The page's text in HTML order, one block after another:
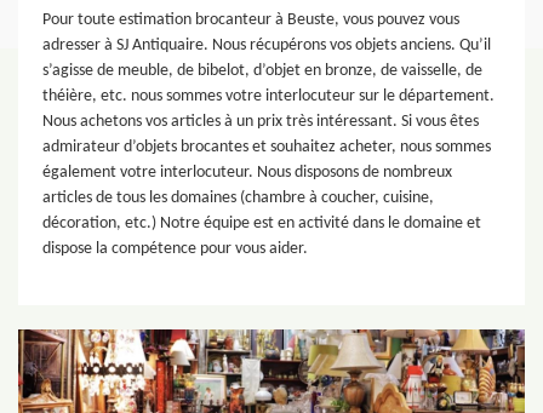
Pour toute estimation brocanteur à Beuste, vous pouvez vous
adresser à SJ Antiquaire. Nous récupérons vos objets anciens. Qu’il
s’agisse de meuble, de bibelot, d’objet en bronze, de vaisselle, de
théière, etc. nous sommes votre interlocuteur sur le département.
Nous achetons vos articles à un prix très intéressant. Si vous êtes
admirateur d’objets brocantes et souhaitez acheter, nous sommes
également votre interlocuteur. Nous disposons de nombreux
articles de tous les domaines (chambre à coucher, cuisine,
décoration, etc.) Notre équipe est en activité dans le domaine et
dispose la compétence pour vous aider.